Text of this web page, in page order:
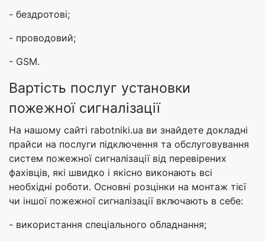
- бездротові;
- проводовий;
- GSM.
Вартість послуг установки
пожежної сигналізації
На нашому сайті rabotniki.ua ви знайдете докладні
прайси на послуги підключення та обслуговування
систем пожежної сигналізації від перевірених
фахівців, які швидко і якісно виконають всі
необхідні роботи. Основні розцінки на монтаж тієї
чи іншої пожежної сигналізації включають в себе:
- використання спеціального обладнання;